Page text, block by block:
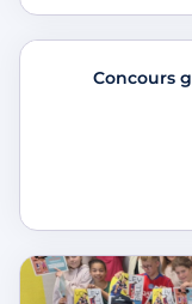
Concours